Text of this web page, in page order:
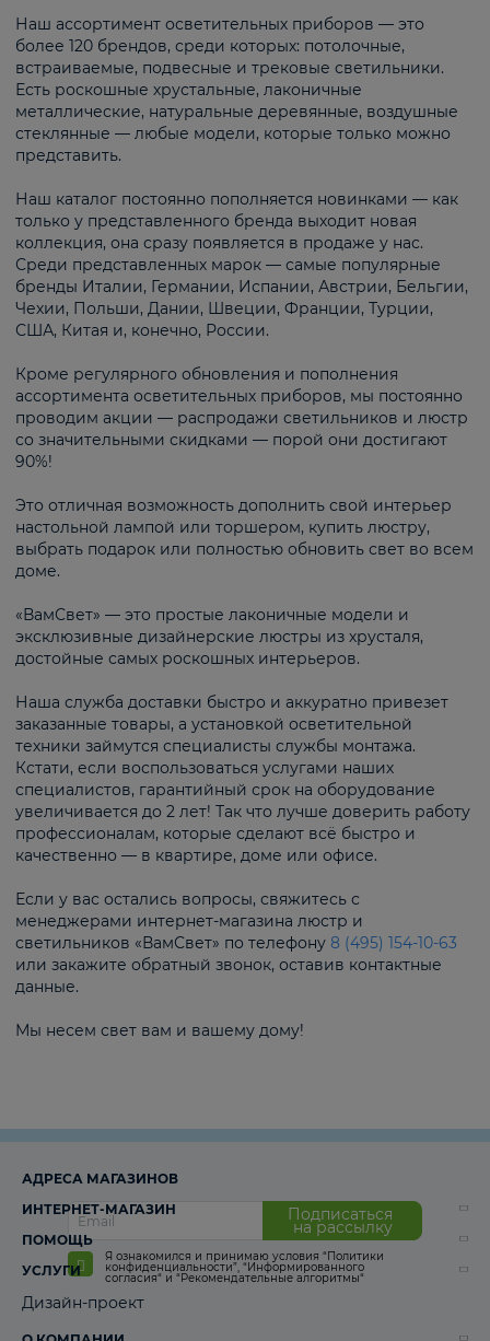
Наш ассортимент осветительных приборов — это
более 120 брендов, среди которых: потолочные,
встраиваемые, подвесные и трековые светильники.
Есть роскошные хрустальные, лаконичные
металлические, натуральные деревянные, воздушные
стеклянные — любые модели, которые только можно
представить.
Наш каталог постоянно пополняется новинками — как
только у представленного бренда выходит новая
коллекция, она сразу появляется в продаже у нас.
Среди представленных марок — самые популярные
бренды Италии, Германии, Испании, Австрии, Бельгии,
Чехии, Польши, Дании, Швеции, Франции, Турции,
США, Китая и, конечно, России.
Кроме регулярного обновления и пополнения
ассортимента осветительных приборов, мы постоянно
проводим акции — распродажи светильников и люстр
со значительными скидками — порой они достигают
90%!
Это отличная возможность дополнить свой интерьер
настольной лампой или торшером, купить люстру,
выбрать подарок или полностью обновить свет во всем
доме.
«ВамСвет» — это простые лаконичные модели и
эксклюзивные дизайнерские люстры из хрусталя,
достойные самых роскошных интерьеров.
Наша служба доставки быстро и аккуратно привезет
заказанные товары, а установкой осветительной
техники займутся специалисты службы монтажа.
Кстати, если воспользоваться услугами наших
специалистов, гарантийный срок на оборудование
увеличивается до 2 лет! Так что лучше доверить работу
профессионалам, которые сделают всё быстро и
качественно — в квартире, доме или офисе.
Если у вас остались вопросы, свяжитесь с
менеджерами интернет-магазина люстр и
светильников «ВамСвет» по телефону 8 (495) 154-10-63
или закажите обратный звонок, оставив контактные
данные.
Мы несем свет вам и вашему дому!
Подписаться
на рассылку
Я ознакомился и принимаю условия “Политики
конфиденциальности”, “Информированного
согласия“ и “Рекомендательные алгоритмы“
АДРЕСА МАГАЗИНОВ
ИНТЕРНЕТ-МАГАЗИН
ПОМОЩЬ
УСЛУГИ
Дизайн-проект